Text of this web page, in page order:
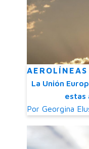
AEROLÍNEAS
La Unión
estas
Por Georgina